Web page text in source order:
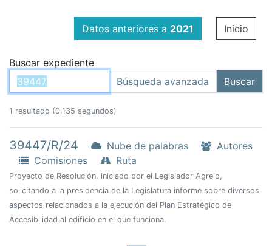
Datos anteriores a 2021 Inicio
Buscar expediente
1 resultado (0.135 segundos)
39447/R/24 Nube de palabras
Autores
Comisiones
Ruta
Proyecto de Resolución, iniciado por el Legislador Agrelo,
solicitando a la presidencia de la Legislatura informe sobre diversos
aspectos relacionados a la ejecución del Plan Estratégico de
Accesibilidad al edificio en el que funciona.